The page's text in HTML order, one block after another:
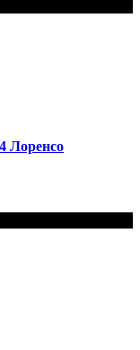
Лоренсо